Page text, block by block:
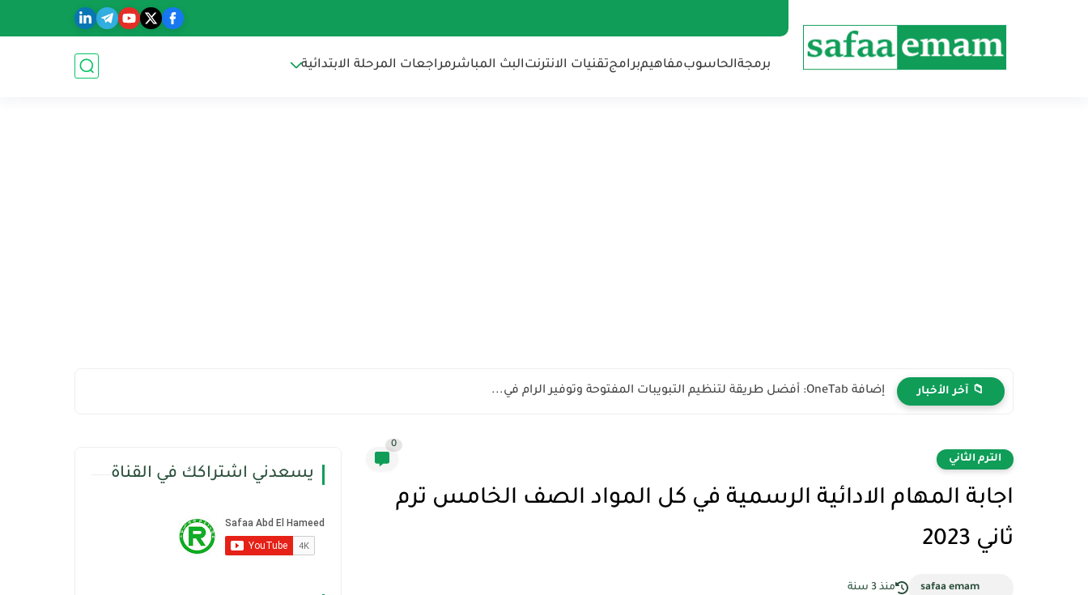
برمجةالحاسوبمفاهيمبرامجتقنيات الانترنتالبث المباشرمراجعات المرحلة الابتدائية
📁 آخر الأخبار إضافة OneTab: أفضل طريقة لتنظيم التبويبات المفتوحة وتوفير الرام في...
الترم الثاني
0
اجابة المهام الادائية الرسمية في كل المواد الصف الخامس ترم
ثاني 2023
safaa emam منذ 3 سنة
يسعدني اشتراكك في القناة